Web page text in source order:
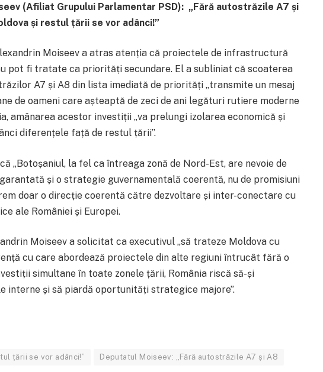
(Afiliat Grupului Parlamentar PSD): „Fără autostrăzile A7 și
și restul țării se vor adânci!”
Moiseev a atras atenția că proiectele de infrastructură
pot fi tratate ca priorități secundare. El a subliniat că scoaterea
A7 și A8 din lista imediată de priorități „transmite un mesaj
de oameni care așteaptă de zeci de ani legături rutiere moderne
amânarea acestor investiții „va prelungi izolarea economică și
diferențele față de restul țării”.
„Botoșaniul, la fel ca întreaga zonă de Nord-Est, are nevoie de
și o strategie guvernamentală coerentă, nu de promisiuni
doar o direcție coerentă către dezvoltare și inter-conectare cu
ale României și Europei.
Moiseev a solicitat ca executivul „să trateze Moldova cu
cu care abordează proiectele din alte regiuni întrucât fără o
simultane în toate zonele țării, România riscă să-și
interne și să piardă oportunități strategice majore”.
țării se vor adânci!” Deputatul Moiseev: „Fără autostrăzile A7 și A8